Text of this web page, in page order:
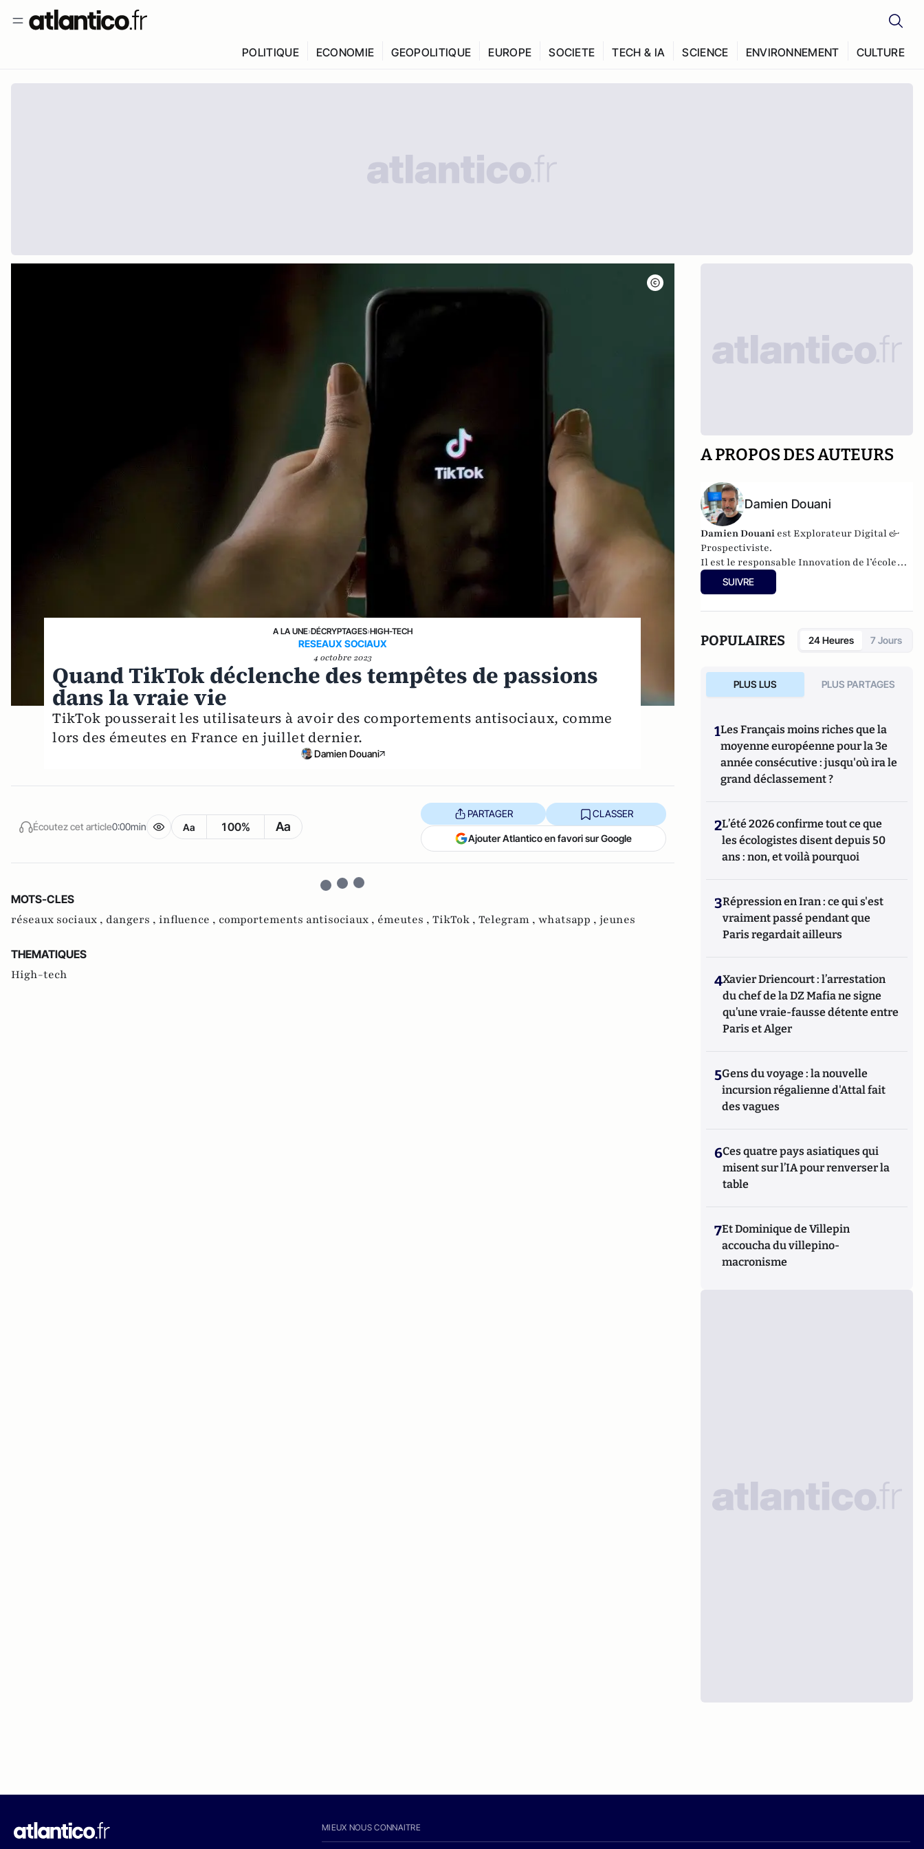
POLITIQUE ECONOMIE GEOPOLITIQUE EUROPE SOCIETE TECH & IA SCIENCE ENVIRONNEMENT CULTURE
A LA UNE›DÉCRYPTAGES›HIGH-TECH
RESEAUX SOCIAUX
4 octobre 2023
Quand TikTok déclenche des tempêtes de passions
dans la vraie vie
TikTok pousserait les utilisateurs à avoir des comportements antisociaux, comme
lors des émeutes en France en juillet dernier.
Damien Douani
Écoutez cet article0:00min Aa 100% Aa
PARTAGER CLASSER
Ajouter Atlantico en favori sur Google
MOTS-CLES
réseaux sociaux , dangers , influence , comportements antisociaux , émeutes , TikTok , Telegram , whatsapp , jeunes
THEMATIQUES
High-tech
A PROPOS DES AUTEURS
Damien Douani
Damien Douani est Explorateur Digital &
Prospectiviste.
Il est le responsable Innovation de l’école
Narratiiv, en charge du Creative Lab, et
enseignant en IA.
Chroniqueur et éditorialiste sur BFM
Business, il est le co-producteur du podcast
SUIVRE
POPULAIRES 24 Heures 7 Jours
PLUS LUS PLUS PARTAGES
1Les Français moins riches que la
moyenne européenne pour la 3e
année consécutive : jusqu'où ira le
grand déclassement ?
2L’été 2026 confirme tout ce que
les écologistes disent depuis 50
ans : non, et voilà pourquoi
3Répression en Iran : ce qui s'est
vraiment passé pendant que
Paris regardait ailleurs
4Xavier Driencourt : l’arrestation
du chef de la DZ Mafia ne signe
qu’une vraie-fausse détente entre
Paris et Alger
5Gens du voyage : la nouvelle
incursion régalienne d'Attal fait
des vagues
6Ces quatre pays asiatiques qui
misent sur l’IA pour renverser la
table
7Et Dominique de Villepin
accoucha du villepino-
macronisme
MIEUX NOUS CONNAITRE